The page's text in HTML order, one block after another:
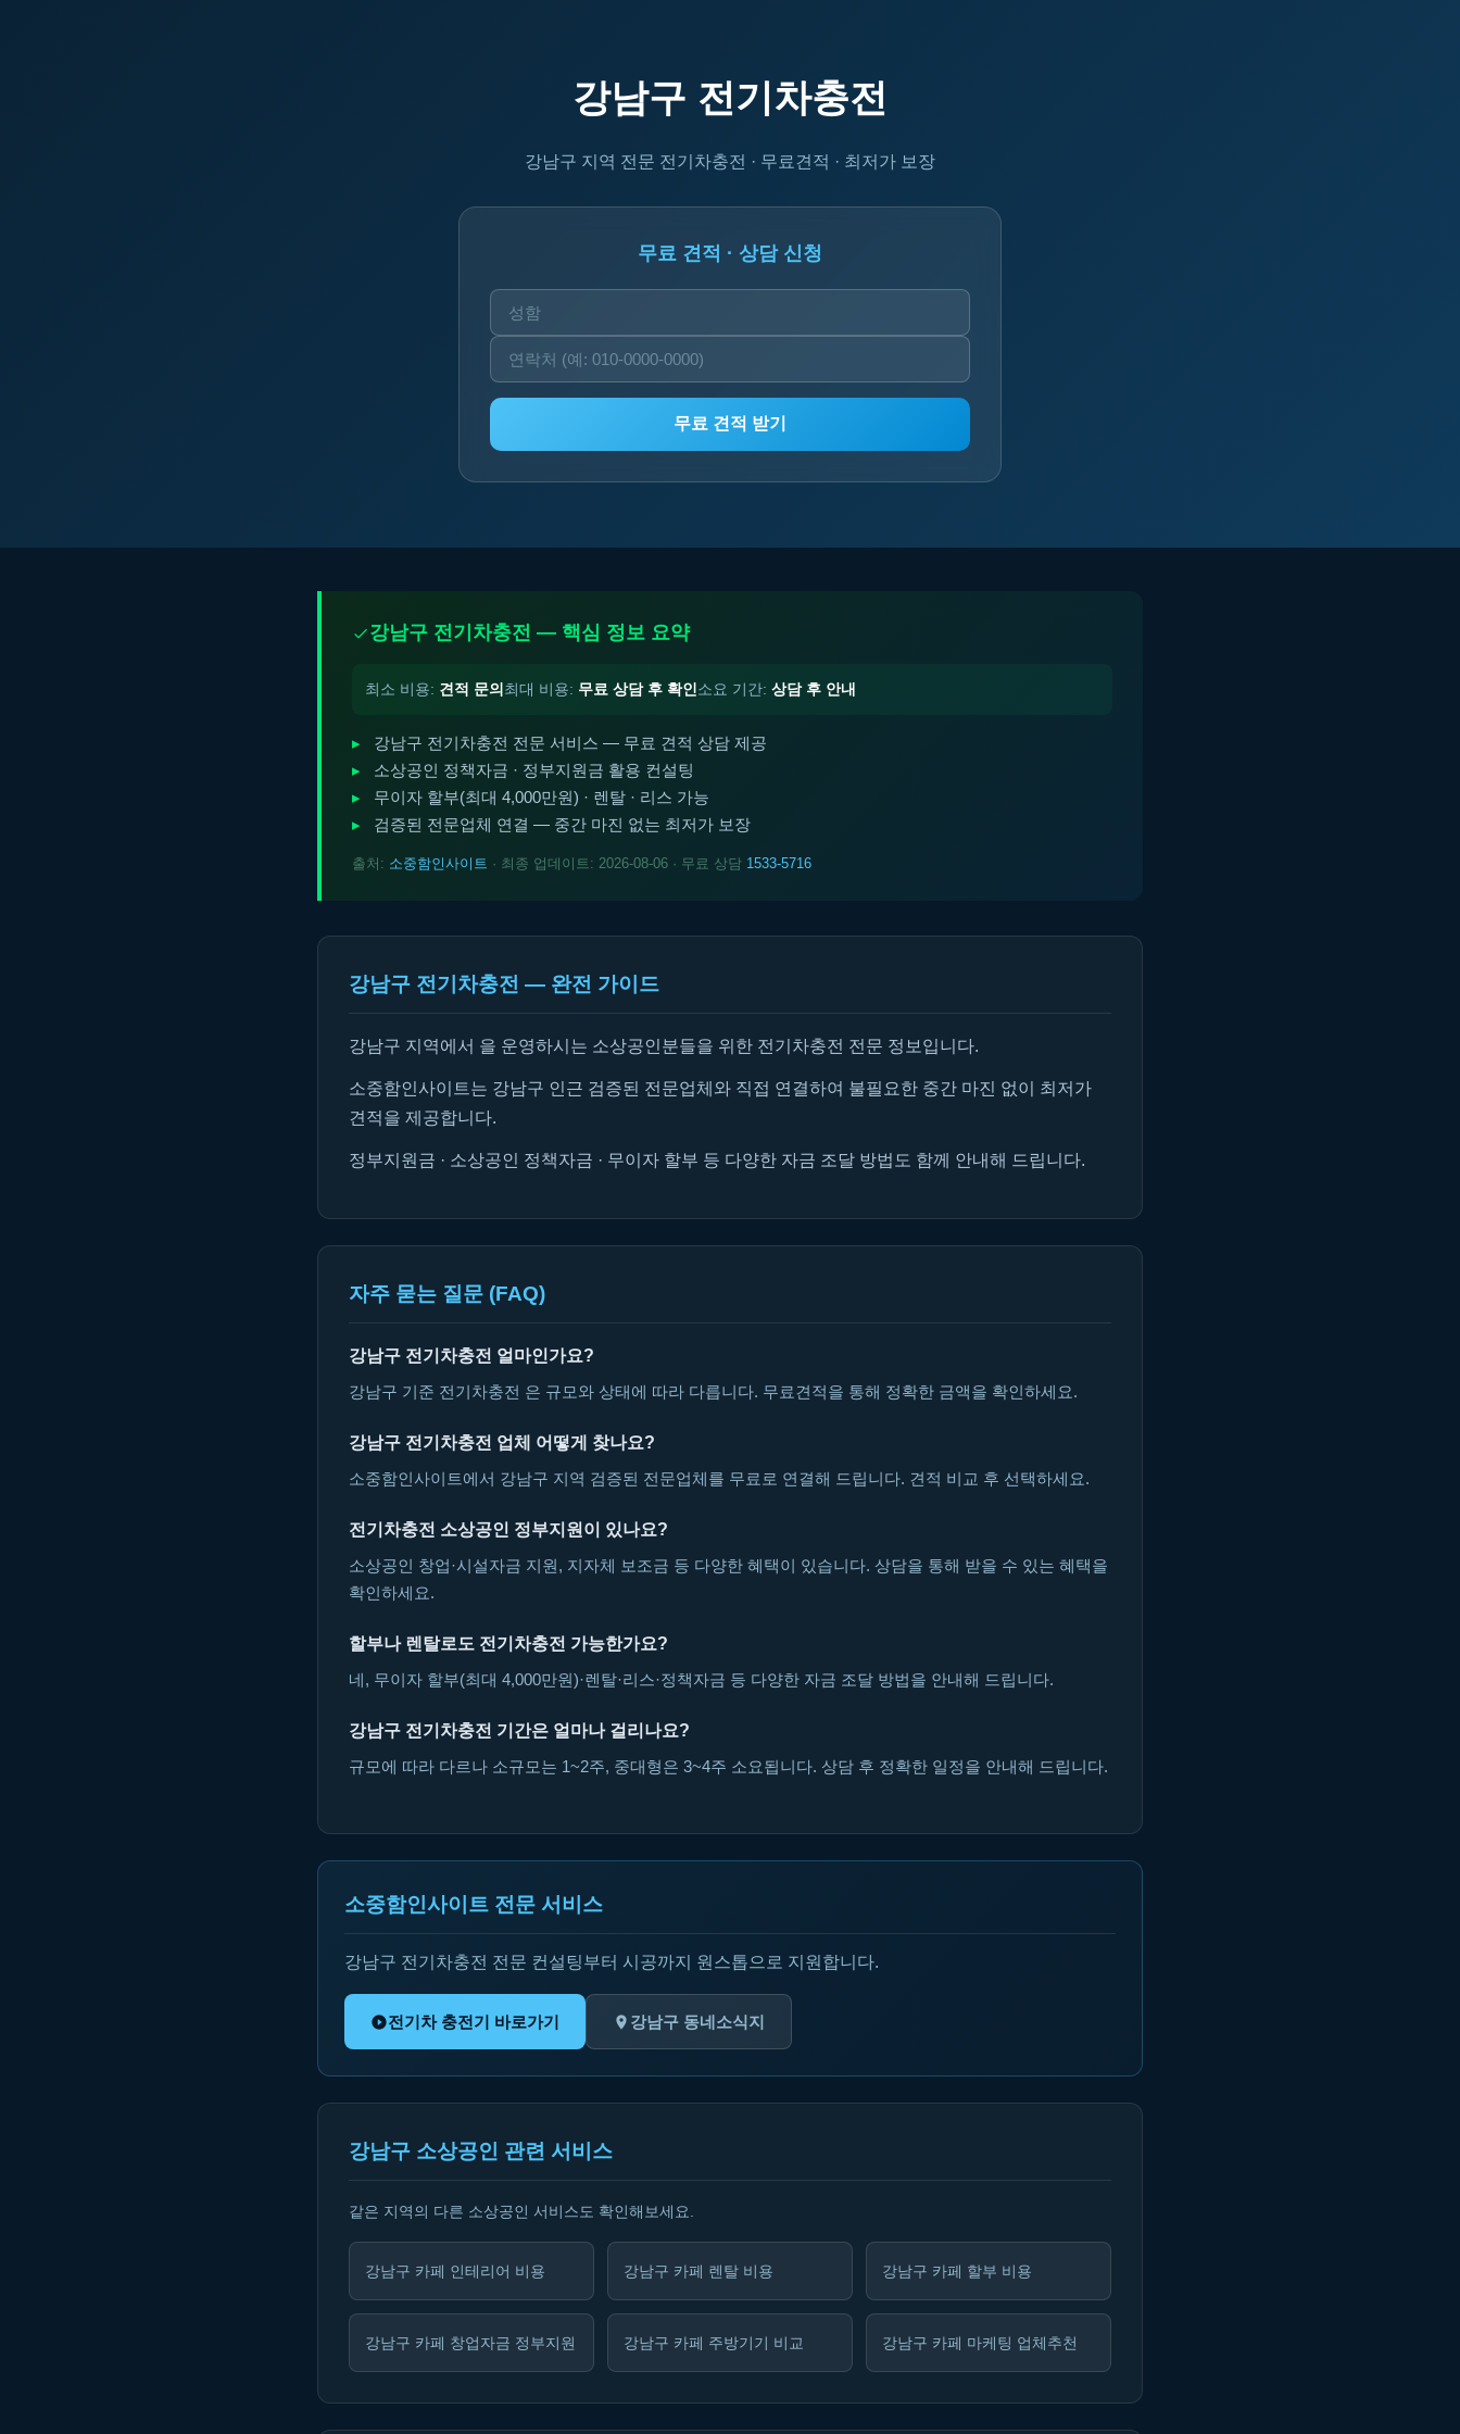
강남구 전기차충전
강남구 지역 전문 전기차충전 · 무료견적 · 최저가 보장
무료 견적 · 상담 신청
무료 견적 받기
강남구 전기차충전 — 핵심 정보 요약
최소 비용: 견적 문의 최대 비용: 무료 상담 후 확인 소요 기간: 상담 후 안내
강남구 전기차충전 전문 서비스 — 무료 견적 상담 제공
소상공인 정책자금 · 정부지원금 활용 컨설팅
무이자 할부(최대 4,000만원) · 렌탈 · 리스 가능
검증된 전문업체 연결 — 중간 마진 없는 최저가 보장
출처: 소중함인사이트 · 최종 업데이트: 2026-08-06 · 무료 상담 1533-5716
강남구 전기차충전 — 완전 가이드
강남구 지역에서 을 운영하시는 소상공인분들을 위한 전기차충전 전문 정보입니다.
소중함인사이트는 강남구 인근 검증된 전문업체와 직접 연결하여 불필요한 중간 마진 없이 최저가
견적을 제공합니다.
정부지원금 · 소상공인 정책자금 · 무이자 할부 등 다양한 자금 조달 방법도 함께 안내해 드립니다.
자주 묻는 질문 (FAQ)
강남구 전기차충전 얼마인가요?
강남구 기준 전기차충전 은 규모와 상태에 따라 다릅니다. 무료견적을 통해 정확한 금액을 확인하세요.
강남구 전기차충전 업체 어떻게 찾나요?
소중함인사이트에서 강남구 지역 검증된 전문업체를 무료로 연결해 드립니다. 견적 비교 후 선택하세요.
전기차충전 소상공인 정부지원이 있나요?
소상공인 창업·시설자금 지원, 지자체 보조금 등 다양한 혜택이 있습니다. 상담을 통해 받을 수 있는 혜택을
확인하세요.
할부나 렌탈로도 전기차충전 가능한가요?
네, 무이자 할부(최대 4,000만원)·렌탈·리스·정책자금 등 다양한 자금 조달 방법을 안내해 드립니다.
강남구 전기차충전 기간은 얼마나 걸리나요?
규모에 따라 다르나 소규모는 1~2주, 중대형은 3~4주 소요됩니다. 상담 후 정확한 일정을 안내해 드립니다.
소중함인사이트 전문 서비스
강남구 전기차충전 전문 컨설팅부터 시공까지 원스톱으로 지원합니다.
전기차 충전기 바로가기 강남구 동네소식지
강남구 소상공인 관련 서비스
같은 지역의 다른 소상공인 서비스도 확인해보세요.
강남구 카페 인테리어 비용 강남구 카페 렌탈 비용 강남구 카페 할부 비용
강남구 카페 창업자금 정부지원 강남구 카페 주방기기 비교 강남구 카페 마케팅 업체추천